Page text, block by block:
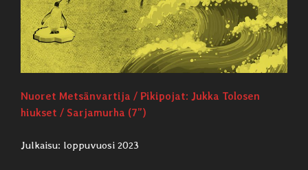
Nuoret Metsänvartija / Pikipojat: Jukka Tolosen
hiukset / Sarjamurha (7”)
Julkaisu: loppuvuosi 2023